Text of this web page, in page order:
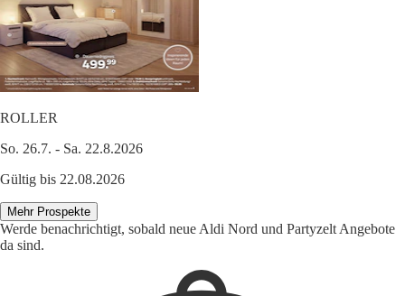
ROLLER
So. 26.7. - Sa. 22.8.2026
Gültig bis 22.08.2026
Mehr Prospekte
Werde benachrichtigt, sobald neue Aldi Nord und Partyzelt Angebote
da sind.